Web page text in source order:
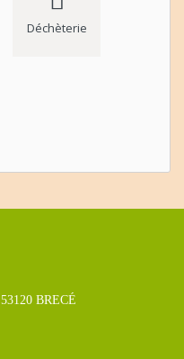
Déchèterie
53120 BRECÉ